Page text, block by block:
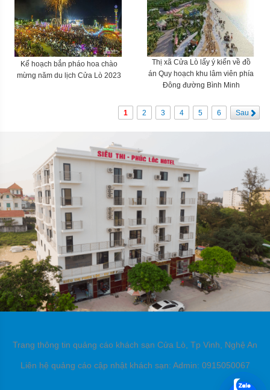
Kế hoạch bắn pháo hoa chào
mừng năm du lịch Cửa Lò 2023
Thị xã Cửa Lò lấy ý kiến về đồ
án Quy hoạch khu lâm viên phía
Đông đường Bình Minh
1 2 3 4 5 6 Sau
Trang thông tin quảng cáo khách sạn Cửa Lò, Tp Vinh, Nghệ An
Liên hệ quảng cáo cập nhật khách sạn: Admin: 0915050067